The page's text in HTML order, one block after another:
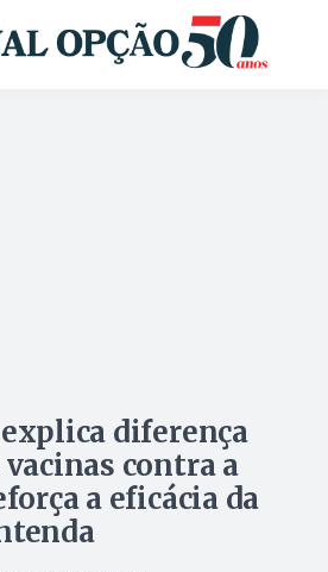
diferença
contra a
a eficácia da